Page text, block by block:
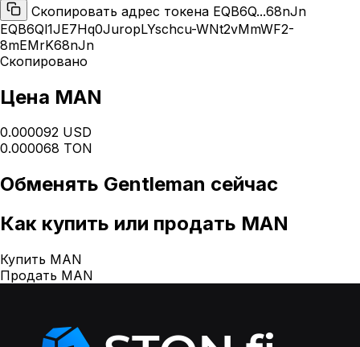
Скопировать адрес токена EQB6Q...68nJn
EQB6Ql1JE7Hq0JuropLYschcu-WNt2vMmWF2-
8mEMrK68nJn
Скопировано
Цена MAN
0.000092 USD
0.000068 TON
Обменять Gentleman сейчас
Как купить или продать MAN
Купить MAN
Продать MAN